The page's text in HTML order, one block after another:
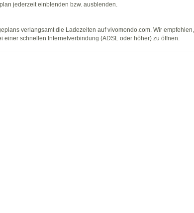
jederzeit einblenden bzw. ausblenden.
verlangsamt die Ladezeiten auf vivomondo.com. Wir empfehlen,
einer schnellen Internetverbindung (ADSL oder höher) zu öffnen.